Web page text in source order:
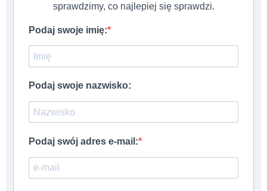
sprawdzimy, co najlepiej się sprawdzi.
Podaj swoje imię:
Podaj swoje nazwisko:
Podaj swój adres e-mail: